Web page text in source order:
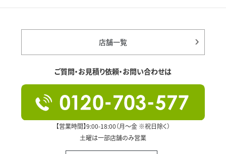
店舗一覧
ご質問・お見積り依頼・お問い合わせは
【営業時間】9:00-18:00（月～金 ※祝日除く）
土曜は一部店舗のみ営業